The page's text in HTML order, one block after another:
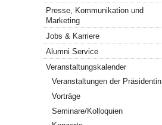
Presse, Kommunikation und
Marketing
Jobs & Karriere
Alumni Service
Veranstaltungskalender
Veranstaltungen der Präsidentin
Vorträge
Seminare/Kolloquien